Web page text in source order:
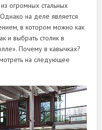
огромных стальных
на деле является
в котором можно как
и выбрать столик в
Почему в кавычках?
на следующее